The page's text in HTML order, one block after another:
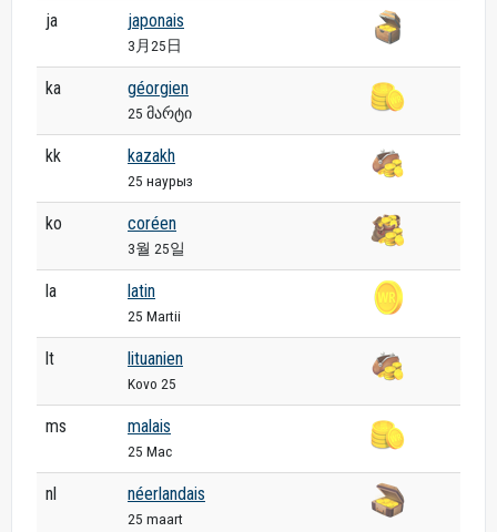
ja japonais
3月25日
ka géorgien
25 მარტი
kk kazakh
25 наурыз
ko coréen
3월 25일
la latin
25 Martii
lt lituanien
Kovo 25
ms malais
25 Mac
nl néerlandais
25 maart